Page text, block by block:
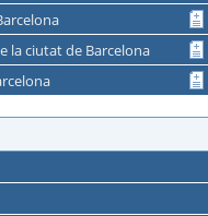
la ciutat de Barcelona